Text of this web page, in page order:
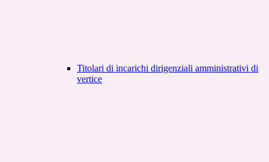
Titolari di incarichi dirigenziali amministrativi di
vertice